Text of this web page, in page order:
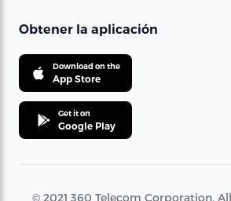
Obtener la aplicación
Download on the
App Store
Get it on
Google Play
© 2021 360 Telecom Corporation.